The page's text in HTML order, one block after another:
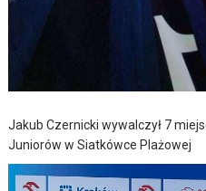
Jakub Czernicki wywalczył 7
Juniorów w Siatkówce Plażowej